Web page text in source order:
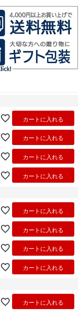
カートに入れる
カートに入れる
カートに入れる
カートに入れる
カートに入れる
カートに入れる
カートに入れる
カートに入れる
カートに入れる